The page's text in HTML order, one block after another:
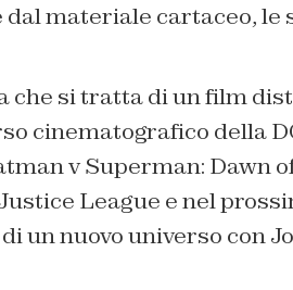
materiale cartaceo, le
che si tratta di un film
cinematografico della
v Superman: Dawn
League e nel
un nuovo universo con